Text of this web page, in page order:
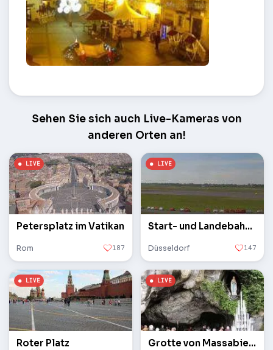
Sehen Sie sich auch Live-Kameras von
anderen Orten an!
Petersplatz im Vatikan
Rom 187
Start- und Landebahn des Flughafens
Düsseldorf 147
Roter Platz Grotte von Massabielle